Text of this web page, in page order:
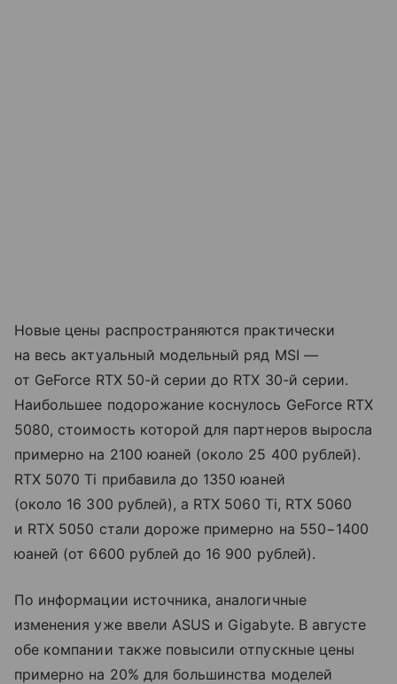
Новые цены распространяются практически
на весь актуальный модельный ряд MSI —
от GeForce RTX 50-й серии до RTX 30-й серии.
Наибольшее подорожание коснулось GeForce RTX
5080, стоимость которой для партнеров выросла
примерно на 2100 юаней (около 25 400 рублей).
RTX 5070 Ti прибавила до 1350 юаней
(около 16 300 рублей), а RTX 5060 Ti, RTX 5060
и RTX 5050 стали дороже примерно на 550−1400
юаней (от 6600 рублей до 16 900 рублей).
По информации источника, аналогичные
изменения уже ввели ASUS и Gigabyte. В августе
обе компании также повысили отпускные цены
примерно на 20% для большинства моделей